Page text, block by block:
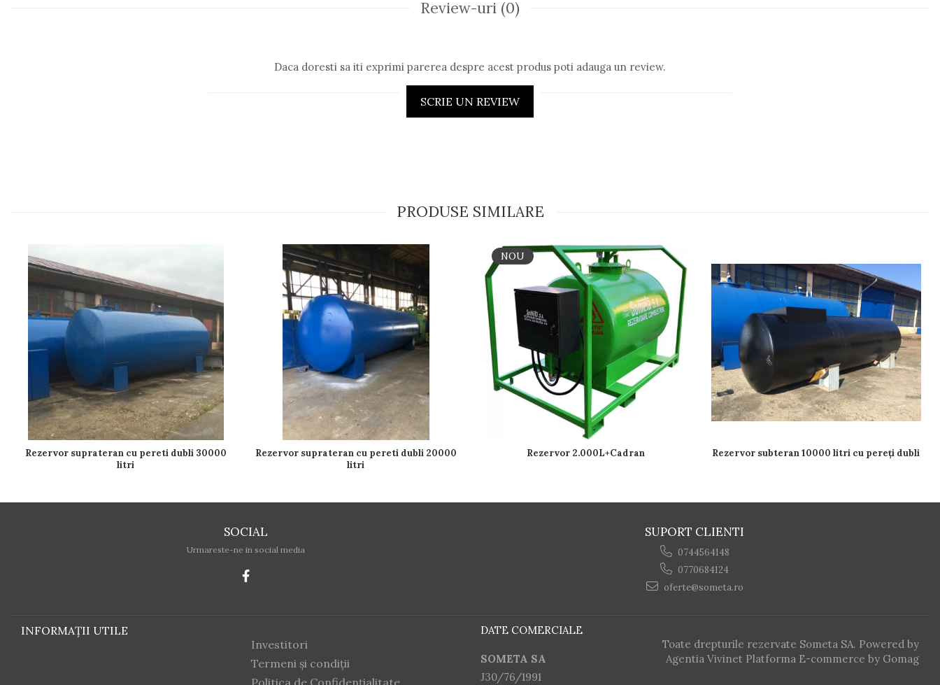
Review-uri (0)
Daca doresti sa iti exprimi parerea despre acest produs poti adauga un review.
SCRIE UN REVIEW
PRODUSE SIMILARE
Rezervor suprateran cu pereti dubli 30000
litri
Rezervor suprateran cu pereti dubli 20000
litri
NOU
Rezervor 2.000L+Cadran Rezervor subteran 10000 litri cu pereți dubli
SOCIAL
Urmareste-ne in social media
SUPORT CLIENTI
0744564148
0770684124
oferte@someta.ro
INFORMAȚII UTILE
Investitori
Termeni și condiții
DATE COMERCIALE
SOMETA SA
J30/76/1991
Toate drepturile rezervate Someta SA. Powered by
Agentia Vivinet Platforma E-commerce by Gomag